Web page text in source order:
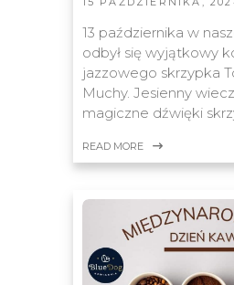
13 października w
odbył się wyjątkowy
jazzowego skrzypka
Muchy. Jesienny
magiczne dźwięki
READ MORE